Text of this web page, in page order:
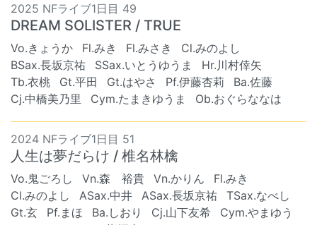
2025 NFライブ1日目 49
DREAM SOLISTER / TRUE
Vo.きょうか Fl.みき Fl.みさき
Cl.みのよし
BSax.長坂京祐
SSax.いとうゆうま
Hr.川村倖矢
Tb.衣桃
Gt.平田 Gt.はやさ Pf.伊藤杏莉
Ba.佐藤
Cj.中橋美乃里
Cym.たまきゆうま Ob.おぐらななは
2024 NFライブ1日目 51
人生は夢だらけ / 椎名林檎
Vo.鬼ごろし Vn.森 裕貴 Vn.かりん
Fl.みき
Cl.みのよし
ASax.中井 ASax.長坂京祐
TSax.なべし
Gt.玄
Pf.まほ Ba.しおり Cj.山下友希
Cym.やまゆう